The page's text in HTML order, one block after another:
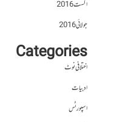
اگست 2016
جولائی 2016
Categories
اختلافی نوٹ
ادبیات
اسپورٹس